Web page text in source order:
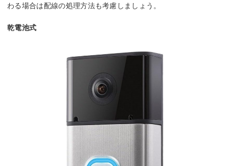
わる場合は配線の処理方法も考慮しましょう。
乾電池式